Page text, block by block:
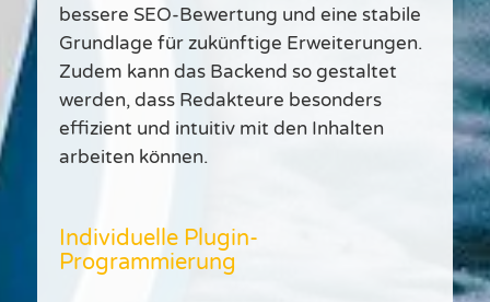
bessere SEO-Bewertung und eine stabile
Grundlage für zukünftige Erweiterungen.
Zudem kann das Backend so gestaltet
werden, dass Redakteure besonders
effizient und intuitiv mit den Inhalten
arbeiten können.
Individuelle Plugin-
Programmierung